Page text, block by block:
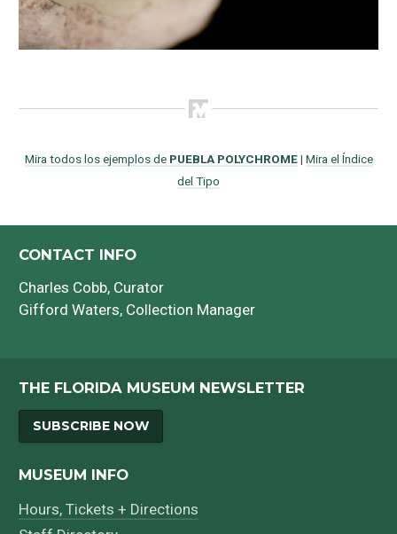
Mira todos los ejemplos de PUEBLA POLYCHROME| Mira el Índice
del Tipo
CONTACT INFO
Charles Cobb, Curator
Gifford Waters, Collection Manager
THE FLORIDA MUSEUM NEWSLETTER
SUBSCRIBE NOW
MUSEUM INFO
Hours, Tickets + Directions